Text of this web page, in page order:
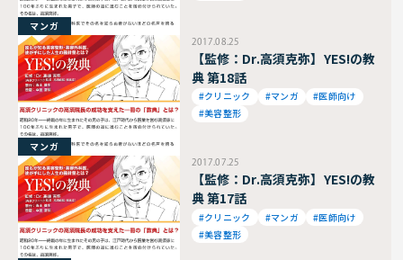
マンガ
2017.08.25
【監修：Dr.高須克弥】YES!の教
典 第18話
#クリニック #マンガ
#医師向け
#美容整形
マンガ
2017.07.25
【監修：Dr.高須克弥】YES!の教
典 第17話
#クリニック #マンガ
#医師向け
#美容整形